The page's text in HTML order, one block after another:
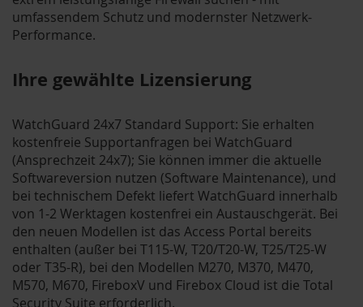
umfassendem Schutz und modernster Netzwerk-
Performance.
Ihre gewählte Lizensierung
WatchGuard 24x7 Standard Support: Sie erhalten
kostenfreie Supportanfragen bei WatchGuard
(Ansprechzeit 24x7); Sie können immer die aktuelle
Softwareversion nutzen (Software Maintenance), und
bei technischem Defekt liefert WatchGuard innerhalb
von 1-2 Werktagen kostenfrei ein Austauschgerät. Bei
den neuen Modellen ist das Access Portal bereits
enthalten (außer bei T115-W, T20/T20-W, T25/T25-W
oder T35-R), bei den Modellen M270, M370, M470,
M570, M670, FireboxV und Firebox Cloud ist die Total
Security Suite erforderlich.